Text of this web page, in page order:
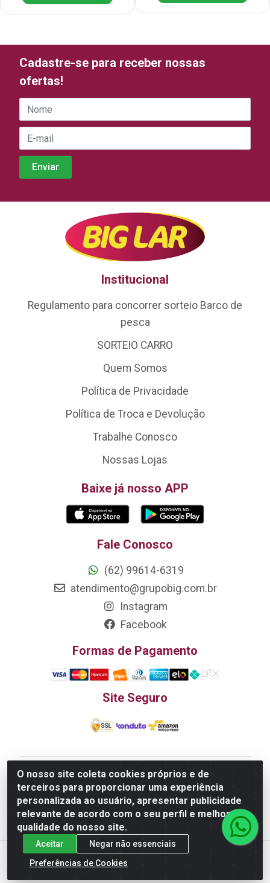
O nosso site coleta cookies próprios e de
terceiros para proporcionar uma experiência
personalizada ao usuário, apresentar publicidade
relevante de acordo com o seu perfil e melhorar a
qualidade do nosso site.
Aceitar
Negar não essenciais
Preferências de Cookies
Cadastre-se para receber nossas
ofertas!
Institucional
Regulamento para concorrer sorteio Barco de
pesca
SORTEIO CARRO
Quem Somos
Política de Privacidade
Política de Troca e Devolução
Trabalhe Conosco
Nossas Lojas
Baixe já nosso APP
Fale Conosco
(62) 99614-6319
atendimento@grupobig.com.br
Instagram
Facebook
Formas de Pagamento
Site Seguro
Edn Utilidades Domésticas Importação e Exportação
LTDA - R. Edmundo Pinto da Cunha, LT APM 06, N 133 -
Res. Luiza Monteiro, Trindade - GO, 75385-000 - CNPJ
20.758.851.0045/26